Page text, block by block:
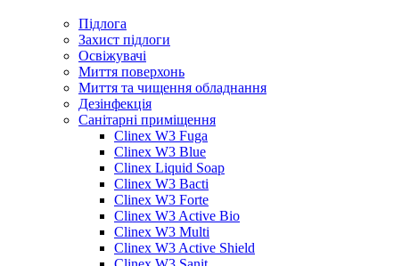
Підлога
Захист підлоги
Освіжувачі
Миття поверхонь
Миття та чищення обладнання
Дезінфекція
Санітарні приміщення
Clinex W3 Fuga
Clinex W3 Blue
Clinex Liquid Soap
Clinex W3 Bacti
Clinex W3 Forte
Clinex W3 Active Bio
Clinex W3 Multi
Clinex W3 Active Shield